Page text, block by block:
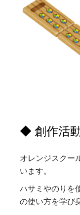
◆ 創作活動
オレンジスクー
います。
ハサミやのりを
の使い方を学び